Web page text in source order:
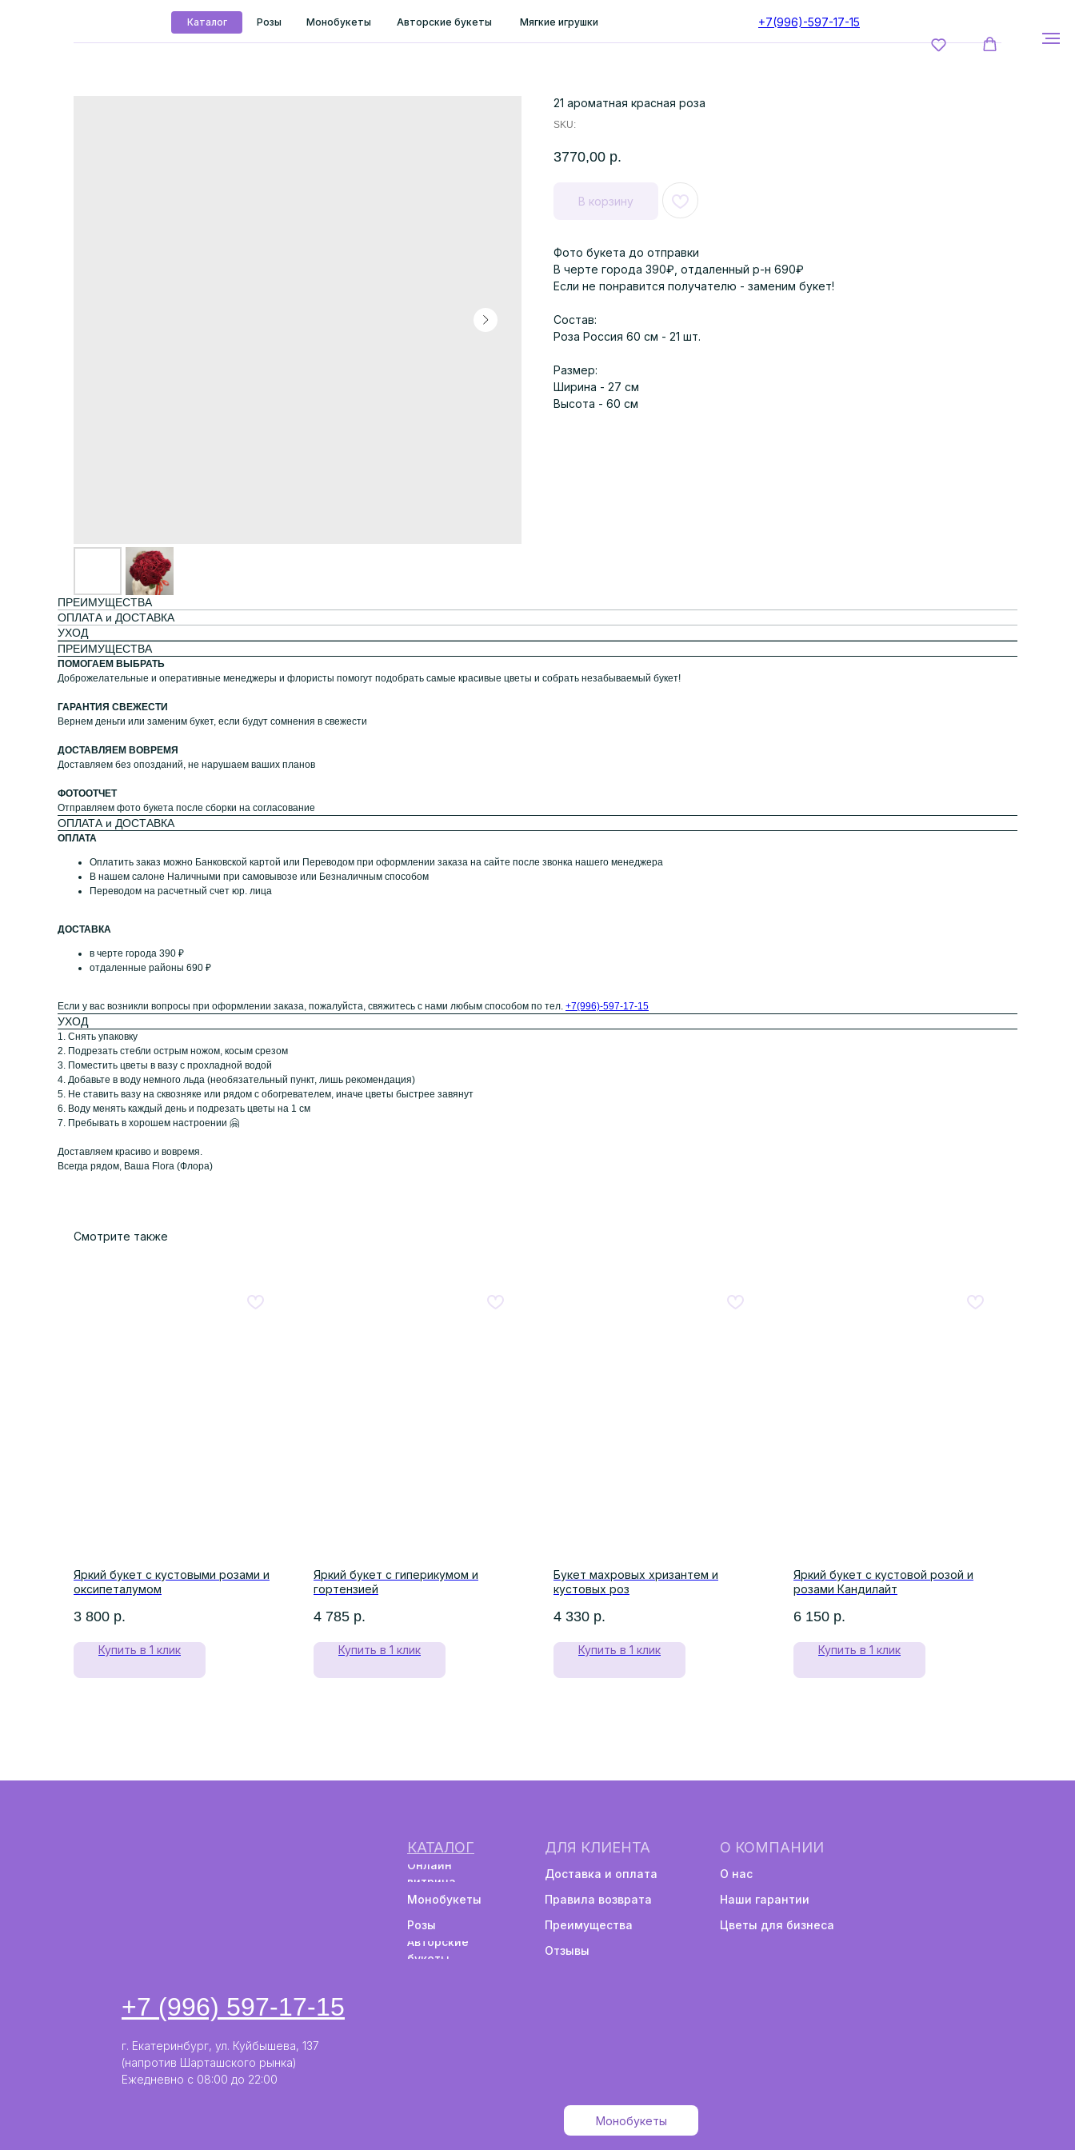
Каталог Розы Монобукеты Авторские букеты Мягкие игрушки +7(996)-597-17-15
21 ароматная красная роза
SKU:
3770,00 р.
В корзину
Фото букета до отправки
В черте города 390₽, отдаленный р-н 690₽
Если не понравится получателю - заменим букет!
Состав:
Роза Россия 60 см - 21 шт.
Размер:
Ширина - 27 см
Высота - 60 см
ПРЕИМУЩЕСТВА
ОПЛАТА и ДОСТАВКА
УХОД
ПРЕИМУЩЕСТВА
ПОМОГАЕМ ВЫБРАТЬ
Доброжелательные и оперативные менеджеры и флористы помогут подобрать самые красивые цветы и собрать незабываемый букет!
ГАРАНТИЯ СВЕЖЕСТИ
Вернем деньги или заменим букет, если будут сомнения в свежести
ДОСТАВЛЯЕМ ВОВРЕМЯ
Доставляем без опозданий, не нарушаем ваших планов
ФОТООТЧЕТ
Отправляем фото букета после сборки на согласование
ОПЛАТА и ДОСТАВКА
ОПЛАТА
Оплатить заказ можно Банковской картой или Переводом при оформлении заказа на сайте после звонка нашего менеджера
В нашем салоне Наличными при самовывозе или Безналичным способом
Переводом на расчетный счет юр. лица
ДОСТАВКА
в черте города 390 ₽
отдаленные районы 690 ₽
Если у вас возникли вопросы при оформлении заказа, пожалуйста, свяжитесь с нами любым способом по тел. +7(996)-597-17-15
УХОД
1. Снять упаковку
2. Подрезать стебли острым ножом, косым срезом
3. Поместить цветы в вазу с прохладной водой
4. Добавьте в воду немного льда (необязательный пункт, лишь рекомендация)
5. Не ставить вазу на сквозняке или рядом с обогревателем, иначе цветы быстрее завянут
6. Воду менять каждый день и подрезать цветы на 1 см
7. Пребывать в хорошем настроении 🤗
Доставляем красиво и вовремя.
Всегда рядом, Ваша Flora (Флора)
Смотрите также
Яркий букет с кустовыми розами и
оксипеталумом
3 800 р.
Купить в 1 клик
Яркий букет с гиперикумом и
гортензией
4 785 р.
Купить в 1 клик
Букет махровых хризантем и
кустовых роз
4 330 р.
Купить в 1 клик
Яркий букет с кустовой розой и
розами Кандилайт
6 150 р.
Купить в 1 клик
+7 (996) 597-17-15
г. Екатеринбург, ул. Куйбышева, 137
(напротив Шарташского рынка)
Ежедневно с 08:00 до 22:00
КАТАЛОГ
Онлайн
витрина
Монобукеты
Розы
Авторские
букеты
ДЛЯ КЛИЕНТА
Доставка и оплата
Правила возврата
Преимущества
Отзывы
О КОМПАНИИ
О нас
Наши гарантии
Цветы для бизнеса
Монобукеты